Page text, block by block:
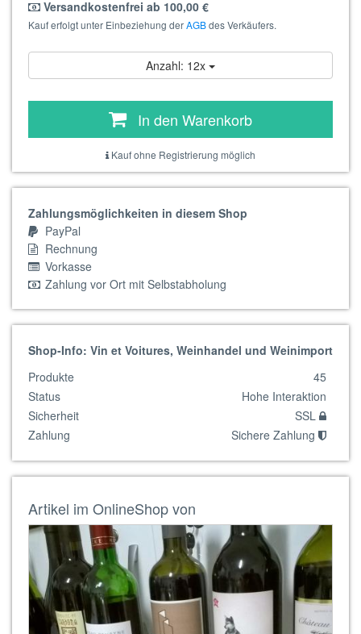
Versandkostenfrei ab 100,00 €
Kauf erfolgt unter Einbeziehung derAGBdes Verkäufers.
Anzahl: 12x
In den Warenkorb
Kauf ohne Registrierung möglich
Zahlungsmöglichkeiten in diesem Shop
PayPal
Rechnung
Vorkasse
Zahlung vor Ort mit Selbstabholung
Shop-Info: Vin et Voitures, Weinhandel und Weinimport
Produkte
45
Status
Hohe Interaktion
Sicherheit
SSL
Zahlung
Sichere Zahlung
Artikel im OnlineShop von